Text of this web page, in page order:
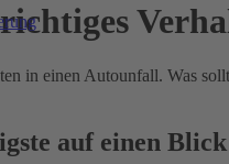
in einen Autounfall. Was
auf einen Blick